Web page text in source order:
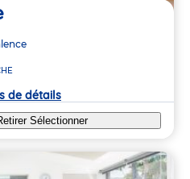
de détails
Sélectionner